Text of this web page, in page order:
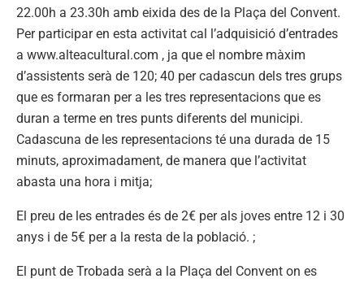
22.00h a 23.30h amb eixida des de la Plaça del Convent.
Per participar en esta activitat cal l’adquisició d’entrades
a www.alteacultural.com , ja que el nombre màxim
d’assistents serà de 120; 40 per cadascun dels tres grups
que es formaran per a les tres representacions que es
duran a terme en tres punts diferents del municipi.
Cadascuna de les representacions té una durada de 15
minuts, aproximadament, de manera que l’activitat
abasta una hora i mitja;
El preu de les entrades és de 2€ per als joves entre 12 i 30
anys i de 5€ per a la resta de la població. ;
El punt de Trobada serà a la Plaça del Convent on es